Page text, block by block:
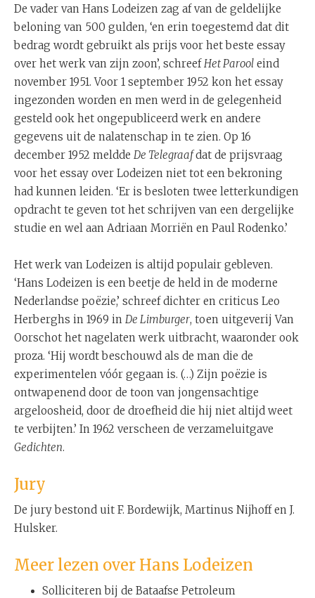
De vader van Hans Lodeizen zag af van de geldelijke
beloning van 500 gulden, ‘en erin toegestemd dat dit
bedrag wordt gebruikt als prijs voor het beste essay
over het werk van zijn zoon’, schreefHet Parool eind
november 1951. Voor 1 september 1952 kon het essay
ingezonden worden en men werd in de gelegenheid
gesteld ook het ongepubliceerd werk en andere
gegevens uit de nalatenschap in te zien. Op 16
december 1952 meldde De Telegraafdat de prijsvraag
voor het essay over Lodeizen niet tot een bekroning
had kunnen leiden. ‘Er is besloten twee letterkundigen
opdracht te geven tot het schrijven van een dergelijke
studie en wel aan Adriaan Morriën en Paul Rodenko.’
Het werk van Lodeizen is altijd populair gebleven.
‘Hans Lodeizen is een beetje de held in de moderne
Nederlandse poëzie,’ schreef dichter en criticus Leo
Herberghs in 1969 in De Limburger, toen uitgeverij Van
Oorschot het nagelaten werk uitbracht, waaronder ook
proza. ‘Hij wordt beschouwd als de man die de
experimentelen vóór gegaan is. (…) Zijn poëzie is
ontwapenend door de toon van jongensachtige
argeloosheid, door de droefheid die hij niet altijd weet
te verbijten.’ In 1962 verscheen de verzameluitgave
Gedichten.
Jury
De jury bestond uit F. Bordewijk, Martinus Nijhoff en J.
Hulsker.
Meer lezen over Hans Lodeizen
Solliciteren bij de Bataafse Petroleum